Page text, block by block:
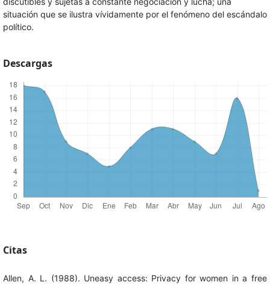
situación que se ilustra vívidamente por el fenómeno del escándalo
político.
Descargas
Citas
Allen, A. L. (1988). Uneasy access: Privacy for women in a free